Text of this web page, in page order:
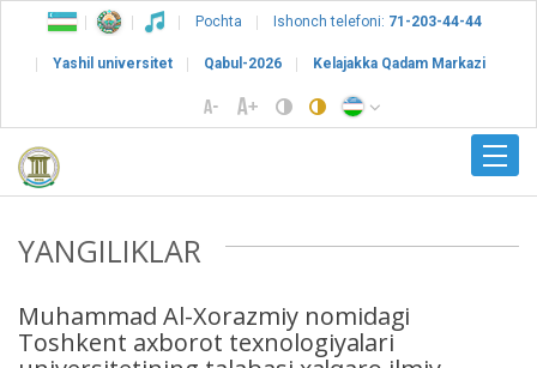
Pochta Ishonch telefoni: 71-203-44-44
Yashil universitet Qabul-2026 Kelajakka Qadam Markazi
YANGILIKLAR
Muhammad Al-Xorazmiy nomidagi
Toshkent axborot texnologiyalari